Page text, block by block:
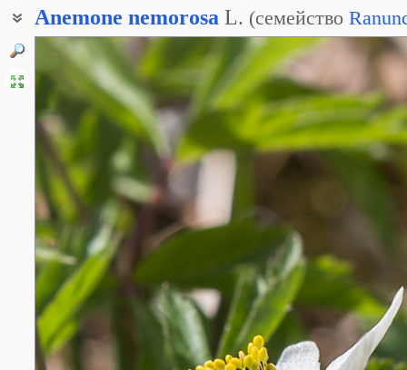
Anemone nemorosa L. (семейство
Анемона дубравная
Анемоноидес дубравный
Ветреничка дубравная
Ветренница дубравная